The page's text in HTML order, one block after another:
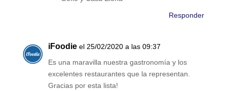
Responder
iFoodie el 25/02/2020 a las 09:37
Es una maravilla nuestra gastronomía y los
excelentes restaurantes que la representan.
Gracias por esta lista!